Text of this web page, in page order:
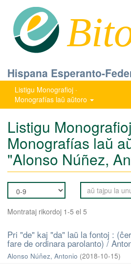
Hispana Esperanto-
Listigu Monografioj ·
Monografías laŭ aŭtoro
Listigu
Monografías laŭ
"Alonso Núñez,
Montrataj rikordoj 1-5 el 5
Pri "de" kaj "da" laŭ la fontoj :
fare de ordinara parolanto) /
Alonso Núñez, Antonio (2018-10-15)